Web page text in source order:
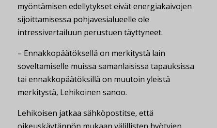
myöntämisen edellytykset eivät energiakaivojen
sijoittamisessa pohjavesialueelle ole
intressivertailuun perustuen täyttyneet.
– Ennakkopäätöksellä on merkitystä lain
soveltamiselle muissa samanlaisissa tapauksissa
tai ennakkopäätöksillä on muutoin yleistä
merkitystä, Lehikoinen sanoo.
Lehikoisen jatkaa sähköpostitse, että
oikeuskäytännön mukaan välillisten hyötyjen,